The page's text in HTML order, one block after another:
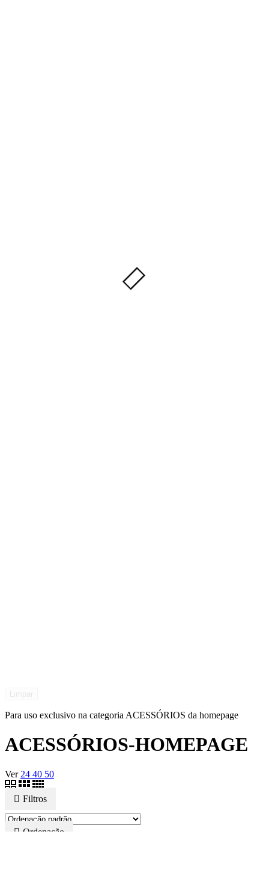
Para uso exclusivo na categoria ACESSÓRIOS da homepage
ACESSÓRIOS-HOMEPAGE
Ver 24 40 50
Filtros
Ordenação